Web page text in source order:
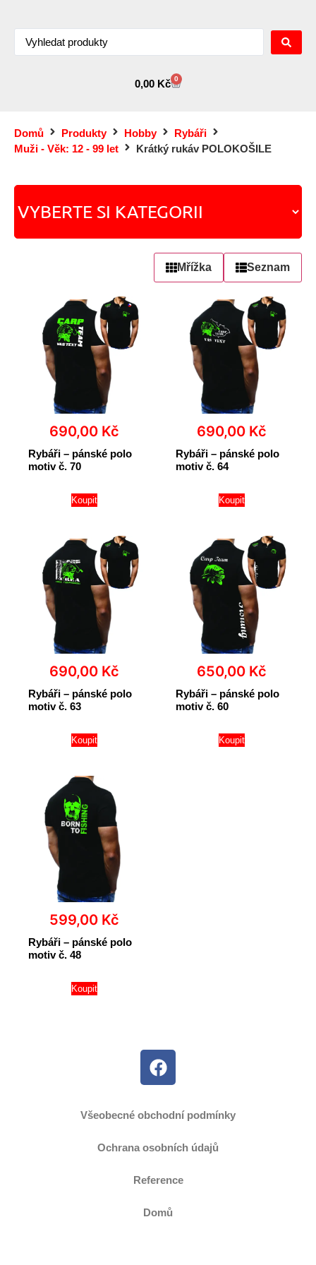
0,00 Kč 0
Domů Produkty Hobby
Rybáři
Muži - Věk: 12 - 99 let
Krátký rukáv POLOKOŠILE
Mřížka Seznam
690,00 Kč
Rybáři – pánské polo
motiv č. 70
Koupit
690,00 Kč
Rybáři – pánské polo
motiv č. 64
Koupit
690,00 Kč
Rybáři – pánské polo
motiv č. 63
Koupit
650,00 Kč
Rybáři – pánské polo
motiv č. 60
Koupit
599,00 Kč
Rybáři – pánské polo
motiv č. 48
Koupit
Všeobecné obchodní podmínky
Ochrana osobních údajů
Reference
Domů